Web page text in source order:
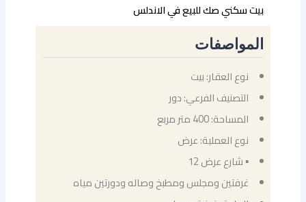
بيت سكني صك للبيع في الاندلس
المواصفات
نوع العقار: بيت
التصنيف الفرعي: دور
المساحة: 400 متر مربع
نوع العملية: عرض
▪ شارع عرض 12
غرفتين ومجلس ومطبخ وصاله ودورتين مياه